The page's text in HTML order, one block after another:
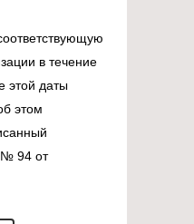
в течение
этой даты
этом
94 от